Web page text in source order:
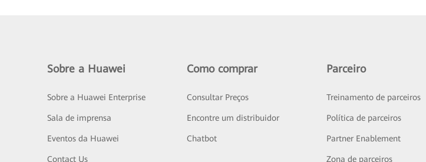
Sobre a Huawei
Sobre a Huawei Enterprise
Sala de imprensa
Eventos da Huawei
Contact Us
Como comprar
Consultar Preços
Encontre um distribuidor
Chatbot
Parceiro
Treinamento de parceiros
Política de parceiros
Partner Enablement
Zona de parceiros